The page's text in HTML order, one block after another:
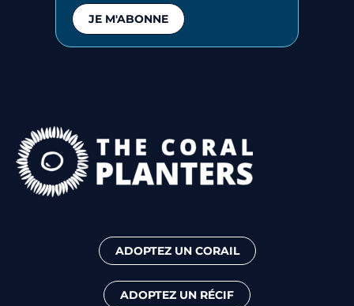
JE M'ABONNE
ADOPTEZ UN CORAIL
ADOPTEZ UN RÉCIF